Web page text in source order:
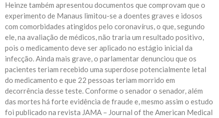
Heinze também apresentou documentos que comprovam que o
experimento de Manaus limitou-se a doentes graves e idosos
com comorbidades atingidos pelo coronavírus, o que, segundo
ele, na avaliação de médicos, não traria um resultado positivo,
pois o medicamento deve ser aplicado no estágio inicial da
infecção. Ainda mais grave, o parlamentar denunciou que os
pacientes teriam recebido uma superdose potencialmente letal
do medicamento e que 22 pessoas teriam morrido em
decorrência desse teste. Conforme o senador o senador, além
das mortes há forte evidência de fraude e, mesmo assim o estudo
foi publicado na revista JAMA – Journal of the American Medical